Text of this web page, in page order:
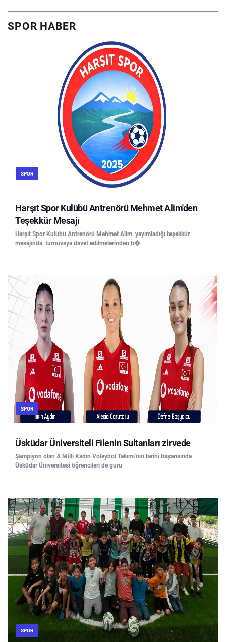
SPOR HABER
SPOR
Harşıt Spor Kulübü Antrenörü Mehmet Alim'den
Teşekkür Mesajı
Harşıt Spor Kulübü Antrenörü Mehmet Alim, yayımladığı teşekkür
mesajında, turnuvaya davet edilmelerinden b�
SPOR
Üsküdar Üniversiteli Filenin Sultanları zirvede
Şampiyon olan A Milli Kadın Voleybol Takımı'nın tarihi başarısında
Üsküdar Üniversitesi öğrencileri de guru
SPOR